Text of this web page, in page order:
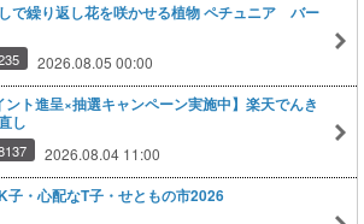
で繰り返し花を咲かせる植物 ペチュニア バー
2026.08.05 00:00
ント進呈×抽選キャンペーン実施中】楽天でんき
し
2026.08.04 11:00
子・心配なT子・せともの市2026